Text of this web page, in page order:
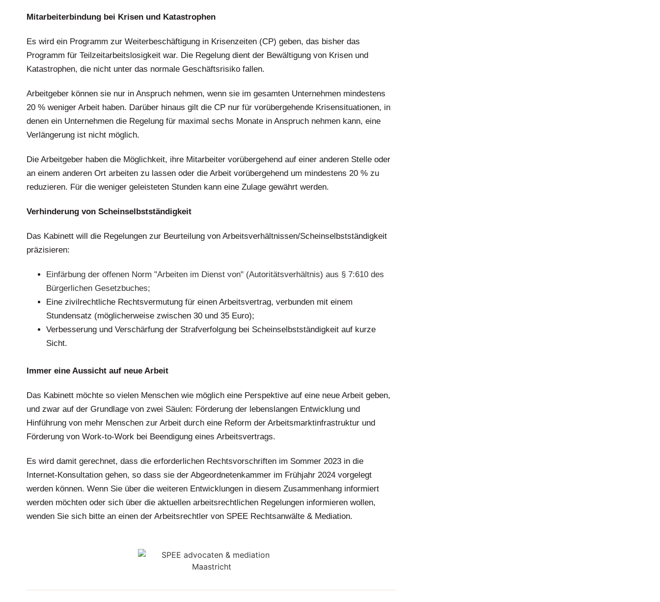
Mitarbeiterbindung bei Krisen und Katastrophen
Es wird ein Programm zur Weiterbeschäftigung in Krisenzeiten (CP) geben, das bisher das
Programm für Teilzeitarbeitslosigkeit war. Die Regelung dient der Bewältigung von Krisen und
Katastrophen, die nicht unter das normale Geschäftsrisiko fallen.
Arbeitgeber können sie nur in Anspruch nehmen, wenn sie im gesamten Unternehmen mindestens
20 % weniger Arbeit haben. Darüber hinaus gilt die CP nur für vorübergehende Krisensituationen, in
denen ein Unternehmen die Regelung für maximal sechs Monate in Anspruch nehmen kann, eine
Verlängerung ist nicht möglich.
Die Arbeitgeber haben die Möglichkeit, ihre Mitarbeiter vorübergehend auf einer anderen Stelle oder
an einem anderen Ort arbeiten zu lassen oder die Arbeit vorübergehend um mindestens 20 % zu
reduzieren. Für die weniger geleisteten Stunden kann eine Zulage gewährt werden.
Verhinderung von Scheinselbstständigkeit
Das Kabinett will die Regelungen zur Beurteilung von Arbeitsverhältnissen/Scheinselbstständigkeit
präzisieren:
Einfärbung der offenen Norm "Arbeiten im Dienst von" (Autoritätsverhältnis) aus § 7:610 des
Bürgerlichen Gesetzbuches;
Eine zivilrechtliche Rechtsvermutung für einen Arbeitsvertrag, verbunden mit einem
Stundensatz (möglicherweise zwischen 30 und 35 Euro);
Verbesserung und Verschärfung der Strafverfolgung bei Scheinselbstständigkeit auf kurze
Sicht.
Immer eine Aussicht auf neue Arbeit
Das Kabinett möchte so vielen Menschen wie möglich eine Perspektive auf eine neue Arbeit geben,
und zwar auf der Grundlage von zwei Säulen: Förderung der lebenslangen Entwicklung und
Hinführung von mehr Menschen zur Arbeit durch eine Reform der Arbeitsmarktinfrastruktur und
Förderung von Work-to-Work bei Beendigung eines Arbeitsvertrags.
Es wird damit gerechnet, dass die erforderlichen Rechtsvorschriften im Sommer 2023 in die
Internet-Konsultation gehen, so dass sie der Abgeordnetenkammer im Frühjahr 2024 vorgelegt
werden können. Wenn Sie über die weiteren Entwicklungen in diesem Zusammenhang informiert
werden möchten oder sich über die aktuellen arbeitsrechtlichen Regelungen informieren wollen,
wenden Sie sich bitte an einen der Arbeitsrechtler von SPEE Rechtsanwälte & Mediation.